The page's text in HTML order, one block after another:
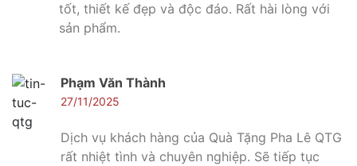
tốt, thiết kế đẹp và độc đáo. Rất hài lòng với
sản phẩm.
Phạm Văn Thành
27/11/2025
Dịch vụ khách hàng của Quà Tặng Pha Lê QTG
rất nhiệt tình và chuyên nghiệp. Sẽ tiếp tục